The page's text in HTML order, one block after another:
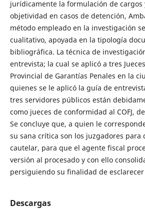
jurídicamente la formulación de
objetividad en casos de detención,
método empleado en la investigación
cualitativo, apoyada en la tipología
bibliográfica. La técnica de
entrevista; la cual se aplicó a tres
Provincial de Garantías Penales en la
quienes se le aplicó la guía de
tres servidores públicos están
como jueces de conformidad al COFJ,
Se concluye que, a quien le
su sana crítica son los juzgadores para
cautelar, para que el agente fiscal
versión al procesado y con ello
persiguiendo su finalidad de esclarecer
Descargas